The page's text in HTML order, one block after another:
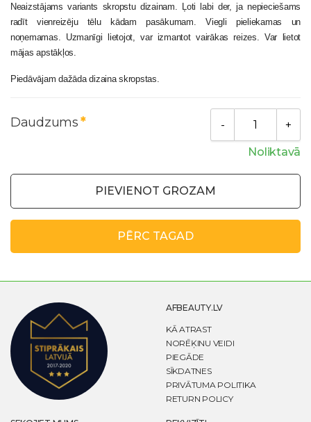
Neaizstājams variants skropstu dizainam. Ļoti labi der, ja nepieciešams
radīt vienreizēju tēlu kādam pasākumam. Viegli pieliekamas un
noņemamas. Uzmanīgi lietojot, var izmantot vairākas reizes. Var lietot
mājas apstākļos.
Piedāvājam dažāda dizaina skropstas.
Daudzums
Noliktavā
PIEVIENOT GROZAM
PĒRC TAGAD
AFBEAUTY.LV
KĀ ATRAST
NORĒĶINU VEIDI
PIEGĀDE
SĪKDATNES
PRIVĀTUMA POLITIKA
RETURN POLICY